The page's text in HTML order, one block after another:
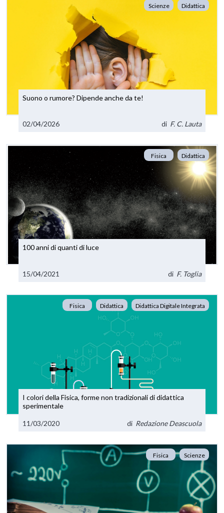
Scienze Didattica
Suono o rumore? Dipende anche da te!
02/04/2026 di F. C. Lauta
Fisica Didattica
100 anni di quanti di luce
15/04/2021 di F. Toglia
Fisica Didattica Didattica Digitale Integrata
I colori della Fisica, forme non tradizionali di didattica
sperimentale
11/03/2020 di Redazione Deascuola
Fisica Scienze